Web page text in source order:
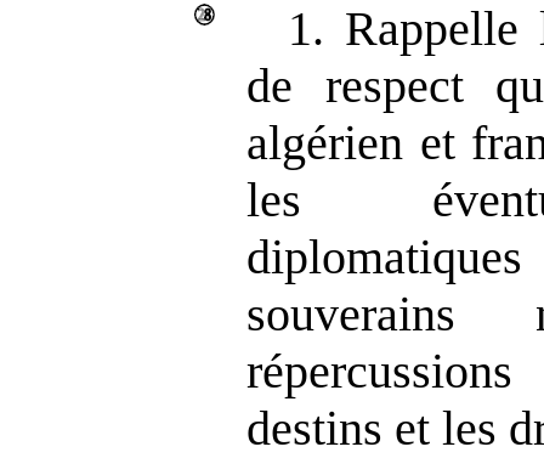
1. Rappelle
de respect
algérien et
les
destins et les